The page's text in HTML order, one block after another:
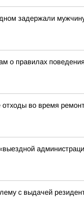
задержали
о правилах
отходы во время
с выдачей